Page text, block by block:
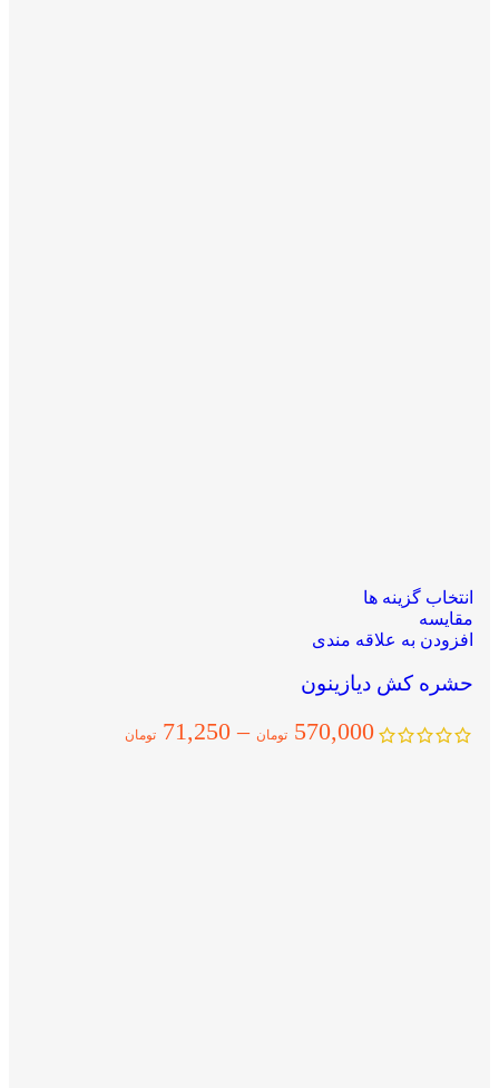
انتخاب گزینه ها
مقایسه
افزودن به علاقه مندی
حشره کش دیازینون
570,000 تومان –
71,250 تومان